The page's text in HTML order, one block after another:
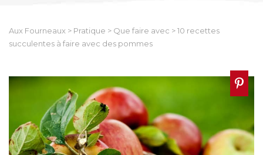
Aux Fourneaux > Pratique > Que faire avec >10 recettes
succulentes à faire avec des pommes